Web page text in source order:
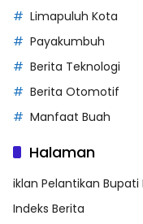
Limapuluh Kota
Payakumbuh
Berita Teknologi
Berita Otomotif
Manfaat Buah
Halaman
iklan Pelantikan
Indeks Berita